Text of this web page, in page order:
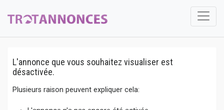
L'annonce que vous souhaitez visualiser est
désactivée.
Plusieurs raison peuvent expliquer cela: